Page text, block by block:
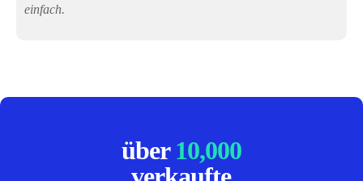
einfach.
über10,000